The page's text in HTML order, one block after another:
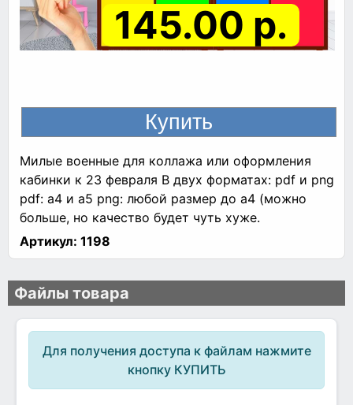
145.00 р.
Милые военные для коллажа или оформления
кабинки к 23 февраля В двух форматах: pdf и png
pdf: а4 и а5 png: любой размер до а4 (можно
больше, но качество будет чуть хуже.
Артикул: 1198
Файлы товара
Для получения доступа к файлам нажмите
кнопку КУПИТЬ